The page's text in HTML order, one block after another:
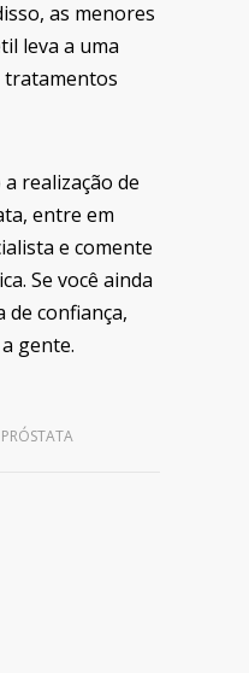
as menores
leva a uma
tratamentos
realização de
entre em
e comente
Se você ainda
confiança,
gente.